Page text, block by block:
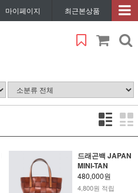
마이페이지 최근본상품
드래곤백 JAPAN
MINI-TAN
480,000원
4,800원 적립